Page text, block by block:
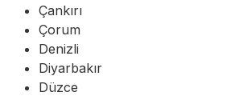
Çankırı
Çorum
Denizli
Diyarbakır
Düzce